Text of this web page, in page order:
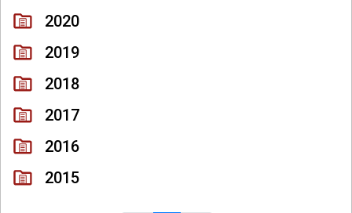
2020
2019
2018
2017
2016
2015